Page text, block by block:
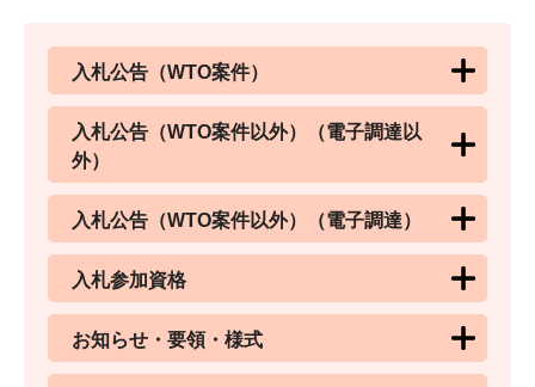
入札公告（WTO案件）
入札公告（WTO案件以外）（電子調達以
外）
入札公告（WTO案件以外）（電子調達）
入札参加資格
お知らせ・要領・様式